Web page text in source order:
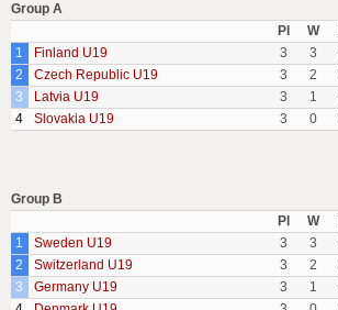
Group A
Pl
W
1
Finland U19 3 3
2
Czech Republic U19 3 2
3
Latvia U19 3 1
4
Slovakia U19 3 0
Group B
Pl
W
1
Sweden U19 3 3
2
Switzerland U19 3 2
3
Germany U19 3 1